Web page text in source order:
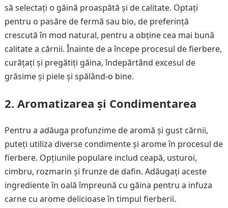
să selectați o găină proaspătă și de calitate. Optați
pentru o pasăre de fermă sau bio, de preferință
crescută în mod natural, pentru a obține cea mai bună
calitate a cărnii. Înainte de a începe procesul de fierbere,
curățați și pregătiți găina, îndepărtând excesul de
grăsime și piele și spălând-o bine.
2. Aromatizarea și Condimentarea
Pentru a adăuga profunzime de aromă și gust cărnii,
puteți utiliza diverse condimente și arome în procesul de
fierbere. Opțiunile populare includ ceapă, usturoi,
cimbru, rozmarin și frunze de dafin. Adăugați aceste
ingrediente în oală împreună cu găina pentru a infuza
carne cu arome delicioase în timpul fierberii.